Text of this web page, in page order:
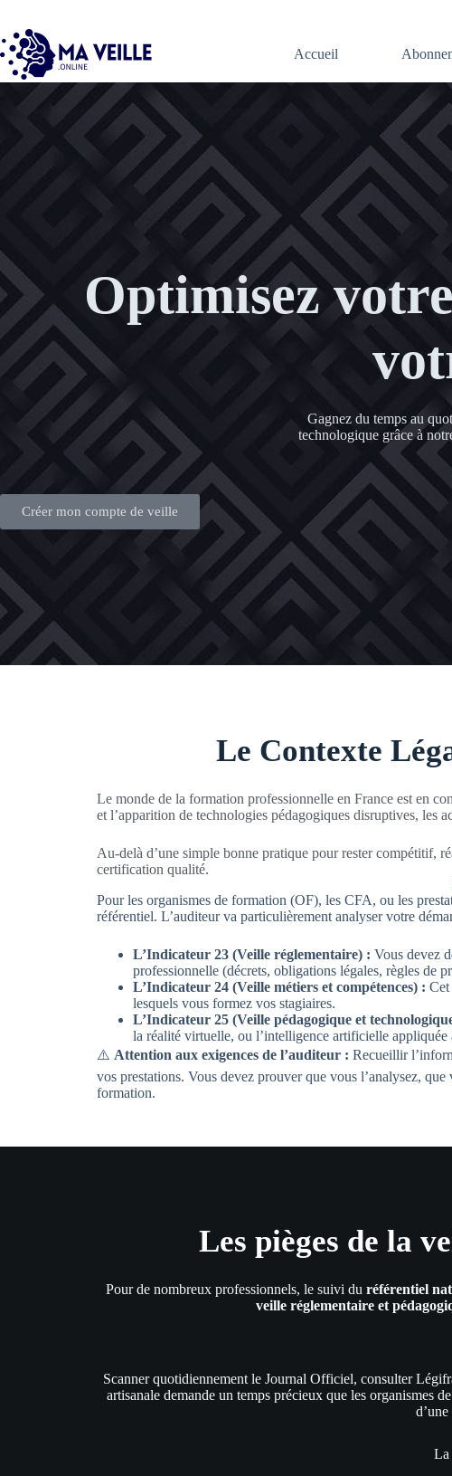
Accueil
Veille Qualiopi & Veille Formation : Restez Conforme Simplement
Optimisez
Gagnez du temps au
technologique grâce à
Créer mon compte de veille
Le Contexte
Le monde de la formation professionnelle en France est en
et l’apparition de technologies pédagogiques disruptives, les
Au-delà d’une simple bonne pratique pour rester compétitif,
certification qualité.
Pour les organismes de formation (OF), les CFA, ou les
référentiel. L’auditeur va particulièrement analyser votre
L’Indicateur 23 (Veille réglementaire) : Vous devez
professionnelle (décrets, obligations légales, règles de
L’Indicateur 24 (Veille métiers et compétences) : Cet
lesquels vous formez vos stagiaires.
L’Indicateur 25 (Veille pédagogique et
la réalité virtuelle, ou l’intelligence artificielle appliquée
⚠️ Attention aux exigences de l’auditeur : Recueillir
vos prestations. Vous devez prouver que vous l’analysez,
formation.
Les pièges de la
Pour de nombreux professionnels, le suivi du référentiel
veille réglementaire et
Scanner quotidiennement le Journal Officiel, consulter
artisanale demande un temps précieux que les organismes
La